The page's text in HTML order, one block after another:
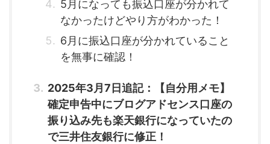
5月になっても振込口座が分かれて
なかったけどやり方がわかった！
6月に振込口座が分かれていること
を無事に確認！
2025年3月7日追記：【自分用メモ】
確定申告中にブログアドセンス口座の
振り込み先も楽天銀行になっていたの
で三井住友銀行に修正！